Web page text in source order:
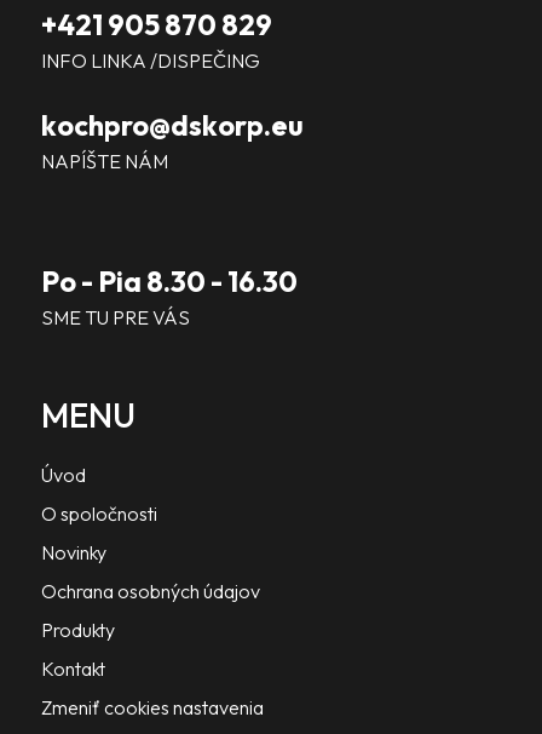
+421 905 870 829
INFO LINKA /DISPEČING
kochpro@dskorp.eu
NAPÍŠTE NÁM
Po - Pia 8.30 - 16.30
SME TU PRE VÁS
MENU
Úvod
O spoločnosti
Novinky
Ochrana osobných údajov
Produkty
Kontakt
Zmeniť cookies nastavenia